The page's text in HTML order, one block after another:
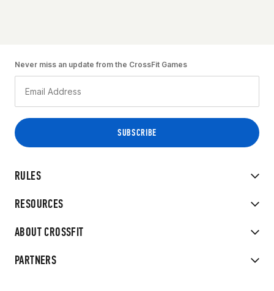
RULES
RESOURCES
ABOUT CROSSFIT
PARTNERS
Never miss an update from the CrossFit Games